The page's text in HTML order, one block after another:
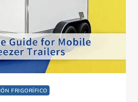
FRIGORÍFICO